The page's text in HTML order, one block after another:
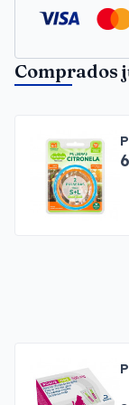
Comprados